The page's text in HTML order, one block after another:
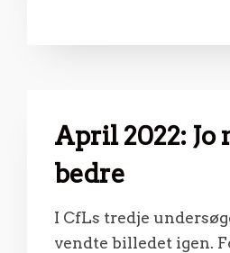
April 2022:
bedre
I CfLs tredje
vendte billedet igen.